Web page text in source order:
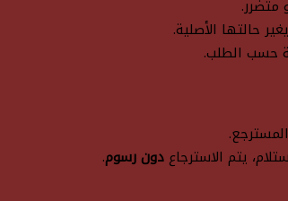
متضرر.
حالتها الأصلية.
حسب الطلب.
دون رسوم.